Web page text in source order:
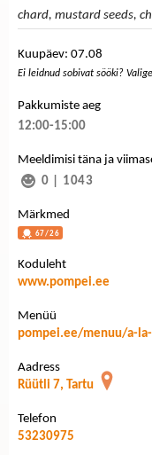
chard, mustard seeds,
Kuupäev: 07.08
Ei leidnud sobivat sööki?
Pakkumiste aeg
12:00-15:00
Meeldimisi täna ja
0
1043
Märkmed
67/26
Koduleht
www.pompei.ee
Menüü
pompei.ee/menuu/a-
Aadress
Rüütli 7, Tartu
Telefon
53230975